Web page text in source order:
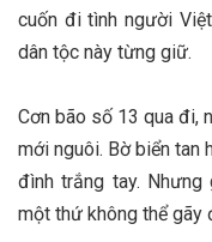
cuốn đi tình người
dân tộc này từng giữ.
Cơn bão số 13 qua đi,
mới nguôi. Bờ biển tan
đình trắng tay. Nhưng
một thứ không thể gãy